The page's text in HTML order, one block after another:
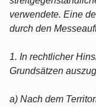
verwendete. Eine
durch den
1. In rechtlicher
Grundsätzen
a) Nach dem